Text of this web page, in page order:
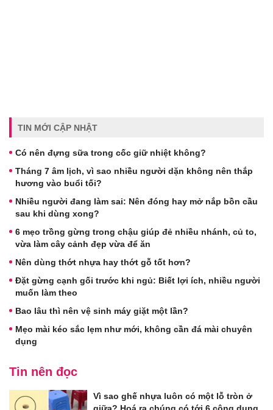
TIN MỚI CẬP NHẬT
Có nên đựng sữa trong cốc giữ nhiệt không?
Tháng 7 âm lịch, vì sao nhiều người dặn không nên thắp
hương vào buổi tối?
Nhiều người đang làm sai: Nên đóng hay mở nắp bồn cầu
sau khi dùng xong?
6 mẹo trồng gừng trong chậu giúp đẻ nhiều nhánh, củ to,
vừa làm cây cảnh đẹp vừa để ăn
Nên dùng thớt nhựa hay thớt gỗ tốt hơn?
Đặt gừng cạnh gối trước khi ngủ: Biết lợi ích, nhiều người
muốn làm theo
Bao lâu thì nên vệ sinh máy giặt một lần?
Mẹo mài kéo sắc lẹm như mới, không cần đá mài chuyên
dụng
Tin nên đọc
Vì sao ghế nhựa luôn có một lỗ tròn ở